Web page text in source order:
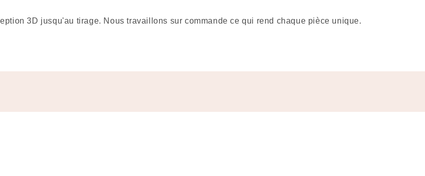
3D jusqu'au tirage. Nous travaillons sur commande ce qui rend chaque pièce unique.